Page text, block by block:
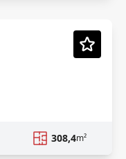
Em Construção
308,4m²